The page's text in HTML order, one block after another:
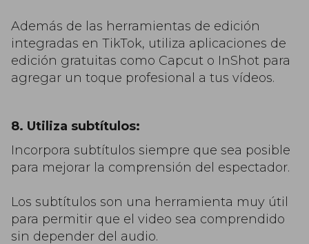
Además de las herramientas de edición
integradas en TikTok, utiliza aplicaciones de
edición gratuitas como Capcut o InShot para
agregar un toque profesional a tus vídeos.
8. Utiliza subtítulos:
Incorpora subtítulos siempre que sea posible
para mejorar la comprensión del espectador.
Los subtítulos son una herramienta muy útil
para permitir que el video sea comprendido
sin depender del audio.